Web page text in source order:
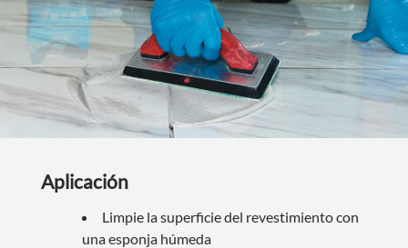
Aplicación
Limpie la superficie del revestimiento con
una esponja húmeda